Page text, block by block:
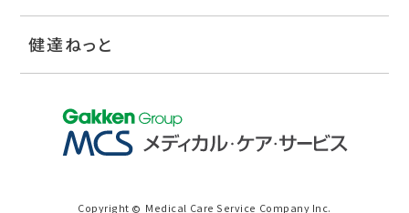
健達ねっと
Copyright © Medical Care Service Company Inc.